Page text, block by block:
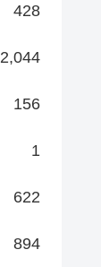
428
2,044
156
1
622
894